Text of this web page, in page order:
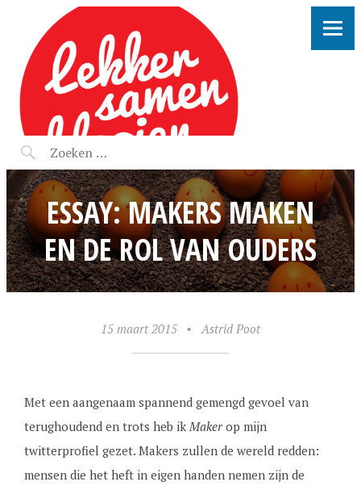
LEKKER SAMEN KLOOIEN
ESSAY: MAKERS MAKEN
EN DE ROL VAN OUDERS
15 maart 2015 • Astrid Poot
Met een aangenaam spannend gemengd gevoel van
terughoudend en trots heb ikMakerop mijn
twitterprofiel gezet. Makers zullen de wereld redden:
mensen die het heft in eigen handen nemen zijn de